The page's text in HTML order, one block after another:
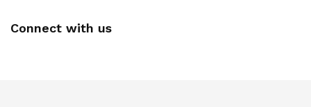
Connect with us